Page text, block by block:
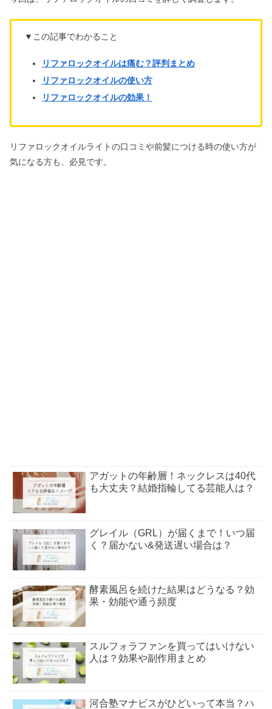
▼この記事でわかること
リファロックオイルは痛む？評判まとめ
リファロックオイルの使い方
リファロックオイルの効果！
リファロックオイルライトの口コミや前髪につける時の使い方が
気になる方も、必見です。
アガットの年齢層！ネックレスは40代
も大丈夫？結婚指輪してる芸能人は？
グレイル（GRL）が届くまで！いつ届
く？届かない&発送遅い場合は？
酵素風呂を続けた結果はどうなる？効
果・効能や通う頻度
スルフォラファンを買ってはいけない
人は？効果や副作用まとめ
河合塾マナビスがひどいって本当？ハ